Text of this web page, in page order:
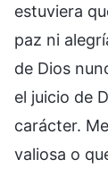
estuviera
paz ni
de Dios
el juicio de
carácter.
valiosa o